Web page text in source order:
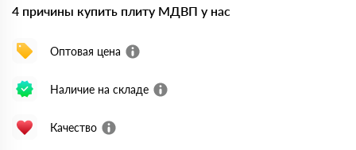
4 причины купить плиту МДВП у нас
Оптовая цена
Наличие на складе
Качество